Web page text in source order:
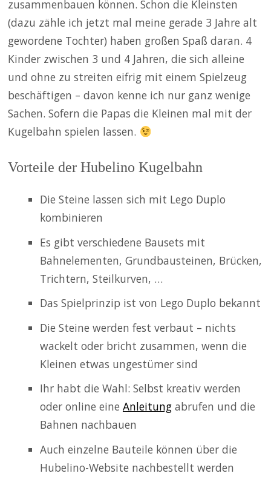
zusammenbauen können. Schon die Kleinsten
(dazu zähle ich jetzt mal meine gerade 3 Jahre alt
gewordene Tochter) haben großen Spaß daran. 4
Kinder zwischen 3 und 4 Jahren, die sich alleine
und ohne zu streiten eifrig mit einem Spielzeug
beschäftigen – davon kenne ich nur ganz wenige
Sachen. Sofern die Papas die Kleinen mal mit der
Kugelbahn spielen lassen.
Vorteile der Hubelino Kugelbahn
Die Steine lassen sich mit Lego Duplo
kombinieren
Es gibt verschiedene Bausets mit
Bahnelementen, Grundbausteinen, Brücken,
Trichtern, Steilkurven, …
Das Spielprinzip ist von Lego Duplo bekannt
Die Steine werden fest verbaut – nichts
wackelt oder bricht zusammen, wenn die
Kleinen etwas ungestümer sind
Ihr habt die Wahl: Selbst kreativ werden
oder online eine Anleitungabrufen und die
Bahnen nachbauen
Auch einzelne Bauteile können über die
Hubelino-Website nachbestellt werden